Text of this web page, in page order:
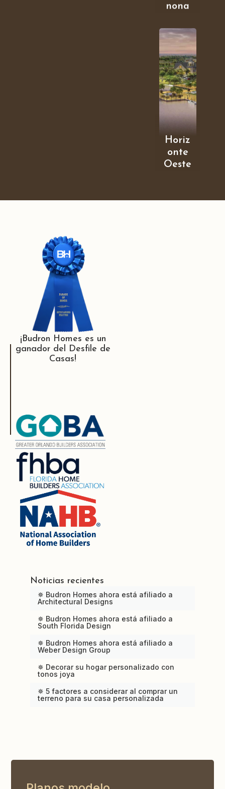
nona
Horiz
onte
Oeste
¡Budron Homes es un
ganador del Desfile de
Casas!
Noticias recientes
✵ Budron Homes ahora está afiliado a
Architectural Designs
✵ Budron Homes ahora está afiliado a
South Florida Design
✵ Budron Homes ahora está afiliado a
Weber Design Group
✵ Decorar su hogar personalizado con
tonos joya
✵ 5 factores a considerar al comprar un
terreno para su casa personalizada